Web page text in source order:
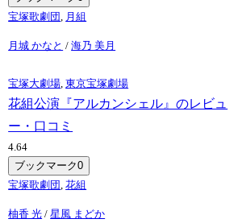
宝塚歌劇団, 月組
月城 かなと /海乃 美月
宝塚大劇場 ,東京宝塚劇場
花組公演『アルカンシェル』のレビュ
ー・口コミ
4.64
ブックマーク0
宝塚歌劇団 ,花組
柚香 光 /星風 まどか